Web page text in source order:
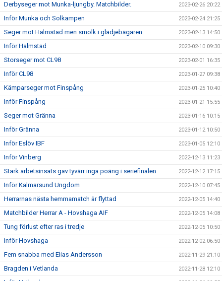
Derbyseger mot Munka-ljungby. Matchbilder. 2023-02-26 20:22
Inför Munka och Solkampen 2023-02-24 21:25
Seger mot Halmstad men smolk i glädjebägaren 2023-02-13 14:50
Inför Halmstad 2023-02-10 09:30
Storseger mot CL98 2023-02-01 16:35
Inför CL98 2023-01-27 09:38
Kämparseger mot Finspång 2023-01-25 10:40
Inför Finspång 2023-01-21 15:55
Seger mot Gränna 2023-01-16 10:15
Inför Gränna 2023-01-12 10:50
Inför Eslöv IBF 2023-01-05 12:10
Inför Vinberg 2022-12-13 11:23
Stark arbetsinsats gav tyvärr inga poäng i seriefinalen 2022-12-12 17:15
Inför Kalmarsund Ungdom 2022-12-10 07:45
Herrarnas nästa hemmamatch är flyttad 2022-12-05 14:40
Matchbilder Herrar A - Hovshaga AIF 2022-12-05 14:08
Tung förlust efter ras i tredje 2022-12-05 10:50
Inför Hovshaga 2022-12-02 06:50
Fem snabba med Elias Andersson 2022-11-29 21:10
Bragden i Vetlanda 2022-11-28 12:10